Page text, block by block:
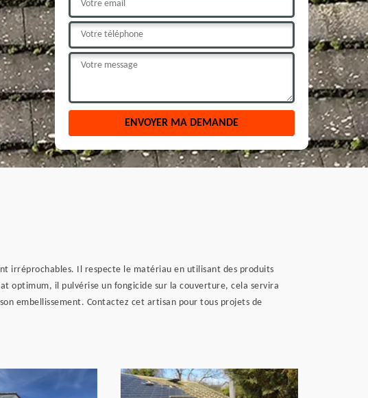
irréprochables. Il respecte le matériau en utilisant des produits
optimum, il pulvérise un fongicide sur la couverture, cela servira
embellissement. Contactez cet artisan pour tous projets de